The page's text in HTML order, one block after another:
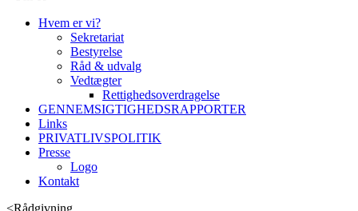
Hvem er vi?
Sekretariat
Bestyrelse
Råd & udvalg
Vedtægter
Rettighedsoverdragelse
GENNEMSIGTIGHEDSRAPPORTER
Links
PRIVATLIVSPOLITIK
Presse
Logo
Kontakt
<Rådgivning